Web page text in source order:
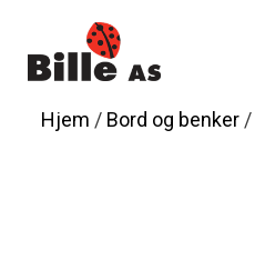
innhold
Hjem / Bord og benker/